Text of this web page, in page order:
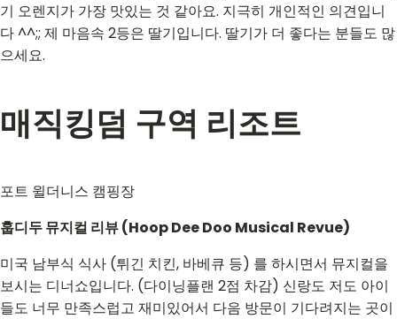
기 오렌지가 가장 맛있는 것 같아요. 지극히 개인적인 의견입니
다 ^^;; 제 마음속 2등은 딸기입니다. 딸기가 더 좋다는 분들도 많
으세요.
매직킹덤 구역 리조트
포트 윌더니스 캠핑장
훕디두 뮤지컬 리뷰 (Hoop Dee Doo Musical Revue)
미국 남부식 식사 (튀긴 치킨, 바베큐 등) 를 하시면서 뮤지컬을
보시는 디너쇼입니다. (다이닝플랜 2점 차감) 신랑도 저도 아이
들도 너무 만족스럽고 재미있어서 다음 방문이 기다려지는 곳이